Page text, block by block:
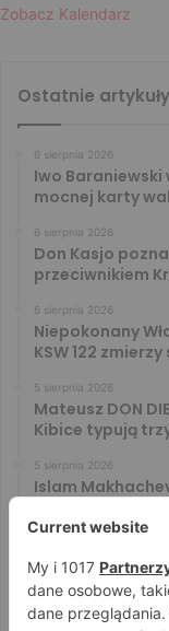
Zobacz Kalendarz
Ostatnie artykuły
6 sierpnia 2026
Iwo Baraniewski
mocnej karty
6 sierpnia 2026
Don Kasjo
przeciwnikiem
6 sierpnia 2026
Niepokonany
KSW 122
5 sierpnia 2026
Mateusz DON
Kibice typują
5 sierpnia 2026
Islam
Tańcula nie
zachowaniu
4 sierpnia 2026